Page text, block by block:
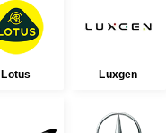
Lotus Luxgen